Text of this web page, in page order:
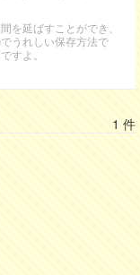
を延ばすことができ、
うれしい保存方法で
すよ。
1 件